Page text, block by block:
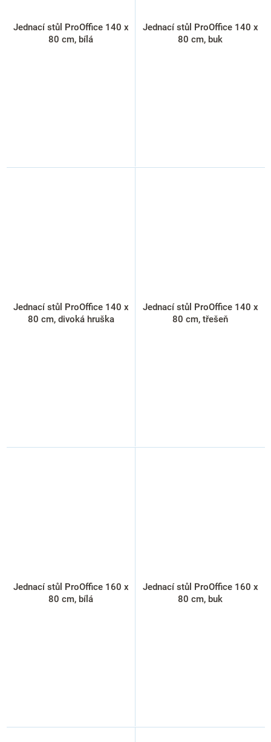
Jednací stůl ProOffice 140 x
80 cm, bílá
Jednací stůl ProOffice 140 x
80 cm, buk
Jednací stůl ProOffice 140 x
80 cm, divoká hruška
Jednací stůl ProOffice 140 x
80 cm, třešeň
Jednací stůl ProOffice 160 x
80 cm, bílá
Jednací stůl ProOffice 160 x
80 cm, buk